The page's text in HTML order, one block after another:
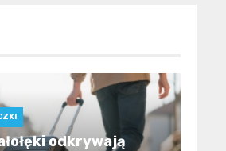
odkrywają